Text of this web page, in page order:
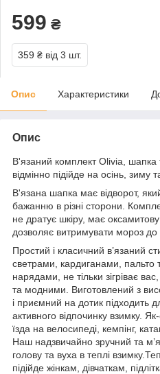
599 ₴
359 ₴ від 3 шт.
Опис Характеристики
Опис
В'язаний комплект Olivia,
відмінно підійде на осінь, зиму
В'язана шапка має відворот,
бажанню в різні сторони.
не дратує шкіру, має
дозволяє витримувати мороз до
Простий і класичний в’язаний
светрами, кардиганами, пальто
нарядами, не тільки зігріває
та модними. Виготовлений з
і приємний на дотик підходить
активного відпочинку взимку.
їзда на велосипеді, кемпінг,
Наш надзвичайно зручний та
голову та вуха в теплі
підійде жінкам, дівчаткам,